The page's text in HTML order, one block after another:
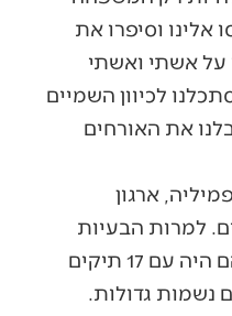
אלינו וסיפרו את
על אשתי ואשתי
לכיוון השמיים
את האורחים
ארגון
למרות הבעיות
הרבות שהם עשו (אחד מהם היה עם 17 תיקים
נשמות גדולות.